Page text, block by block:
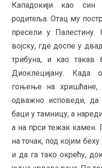
Кападокији као син
родитеља. Отац му
пресели у
војску, где доспе у
трибуна, и као
Диоклецијану. Када
гоњење на
одважно исповеди,
баци у тамницу, а
а на прси тежак камен.
на точак, под којим
и да га тако окрећу,